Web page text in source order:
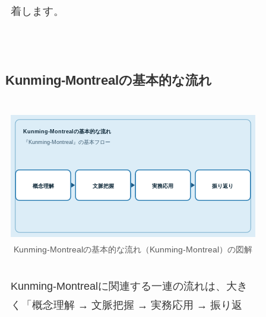
着します。
Kunming-Montrealの基本的な流れ
Kunming-Montrealの基本的な流れ
『Kunming-Montreal』の基本フロー
概念理解 文脈把握 実務応用 振り返り
Kunming-Montrealの基本的な流れ（Kunming-Montreal）の図解
Kunming-Montrealに関連する一連の流れは、大き
く「概念理解 → 文脈把握 → 実務応用 → 振り返